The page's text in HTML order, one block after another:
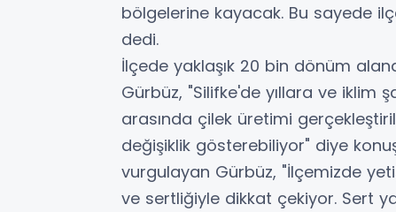
bölgelerine kayacak. Bu sayede
dedi.
İlçede yaklaşık 20 bin dönüm
Gürbüz, "Silifke'de yıllara ve iklim
arasında çilek üretimi
değişiklik gösterebiliyor" diye
vurgulayan Gürbüz, "İlçemizde
ve sertliğiyle dikkat çekiyor. Sert